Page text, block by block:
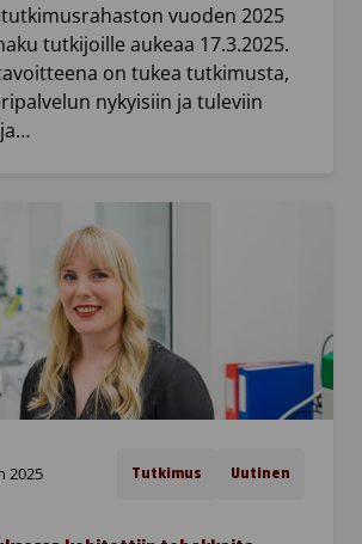
vuoden 2025
tutkijoille aukeaa 17.3.2025.
on tukea tutkimusta,
nykyisiin ja tuleviin
2025 Tutkimus Uutinen